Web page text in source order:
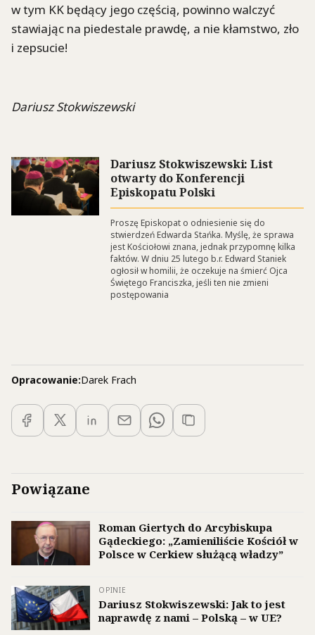
w tym KK będący jego częścią, powinno walczyć
stawiając na piedestale prawdę, a nie kłamstwo, zło
i zepsucie!
Dariusz Stokwiszewski
Dariusz Stokwiszewski: List
otwarty do Konferencji
Episkopatu Polski
Proszę Episkopat o odniesienie się do
stwierdzeń Edwarda Stańka. Myślę, że sprawa
jest Kościołowi znana, jednak przypomnę kilka
faktów. W dniu 25 lutego b.r. Edward Staniek
ogłosił w homilii, że oczekuje na śmierć Ojca
Świętego Franciszka, jeśli ten nie zmieni
postępowania
Opracowanie:Darek Frach
Powiązane
Roman Giertych do Arcybiskupa
Gądeckiego: „Zamieniliście Kościół w
Polsce w Cerkiew służącą władzy”
OPINIE
Dariusz Stokwiszewski: Jak to jest
naprawdę z nami – Polską – w UE?